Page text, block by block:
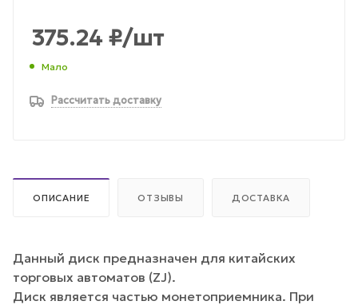
375.24 ₽/шт
Мало
Рассчитать доставку
ОПИСАНИЕ ОТЗЫВЫ ДОСТАВКА
Данный диск предназначен для китайских
торговых автоматов (ZJ).
Диск является частью монетоприемника. При